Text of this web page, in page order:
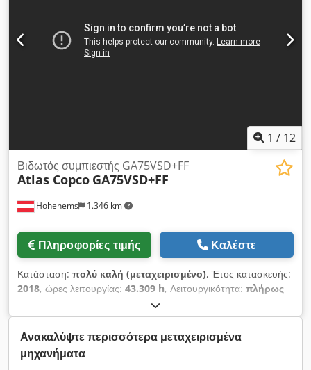
1 / 12
Hohenems 1.346 km
Βιδωτός συμπιεστής GA75VSD+FF
Atlas Copco GA75VSD+FF
Πληροφορίες τιμής Καλέστε
Κατάσταση: πολύ καλή (μεταχειρισμένο), Έτος κατασκευής:
2018, ώρες λειτουργίας: 43.309 h, Λειτουργικότητα: πλήρως
, Συμπιεστής βιδωτός Atlas Copco GA75VSD+FF
Περιλαμβάνει μετατροπέα συχνότητας και αφυγραντήρα Ισχύς:
75 kW Πίεση: 12,75 bar Παραγωγή: 15,50 m3/λεπτό Έτος
κατασκευής: 2018 Dkedpfxjzp Urwo Am Dsr Ώρες
λειτουργίας: 43.309
Ανακαλύψτε περισσότερα μεταχειρισμένα
μηχανήματα